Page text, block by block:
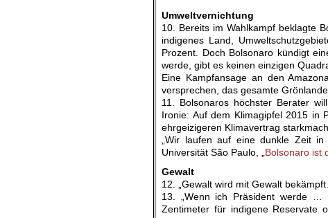
Umweltvernichtung
10. Bereits im Wahlkampf beklagte
indigenes Land,
Prozent. Doch Bolsonaro kündigt
werde, gibt es keinen einzigen
Eine Kampfansage an den
versprechen, das gesamte
11. Bolsonaros höchster Berater
Ironie: Auf dem Klimagipfel 2015 in
ehrgeizigeren Klimavertrag
„Wir laufen auf eine dunkle Zeit
Universität São Paulo, „ Bolsonaro ist
Gewalt
12. „Gewalt wird mit Gewalt
13. „Wenn ich Präsident werde
Zentimeter für indigene Reservate